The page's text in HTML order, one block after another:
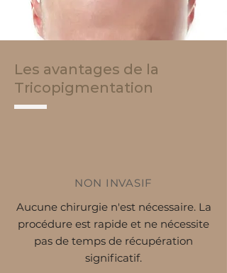
Les avantages de la
Tricopigmentation
NON INVASIF
Aucune chirurgie n'est nécessaire. La
procédure est rapide et ne nécessite
pas de temps de récupération
significatif.